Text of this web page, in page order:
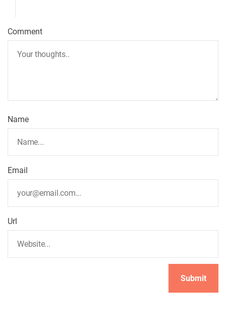
a
g
a
t
i
o
n
Comment
Name
Email
Url